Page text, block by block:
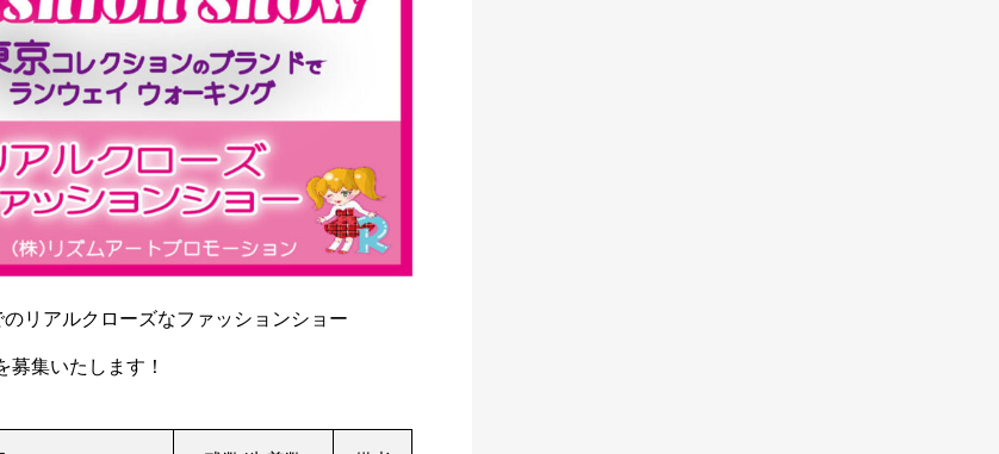
リアルクローズなファッションショー
募集いたします！